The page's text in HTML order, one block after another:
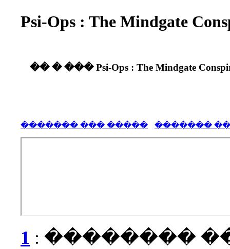
���� Psi-Ops
���� Psi-Ops : The Mindgate Conspiracy 300Mb ����� ��������� 2010 ��� � ��
����� ���
���
1